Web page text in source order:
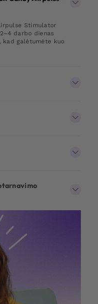
Stimulator
darbo dienas
kad galėtumėte kuo